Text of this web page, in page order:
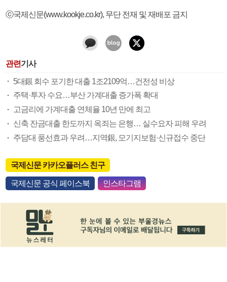
ⓒ국제신문(www.kookje.co.kr), 무단 전재 및 재배포 금지
관련기사
5대銀 회수 포기한 대출 1조2109억…건전성 비상
주택·투자 수요…부산 가계대출 증가폭 확대
고금리에 가계대출 연체율 10년 만에 최고
신축 잔금대출 한도까지 옥죄는 은행… 실수요자 피해 우려
주담대 풍선효과 우려…지역銀, 모기지보험·신규접수 중단
국제신문 카카오플러스 친구
국제신문 공식 페이스북 인스타그램